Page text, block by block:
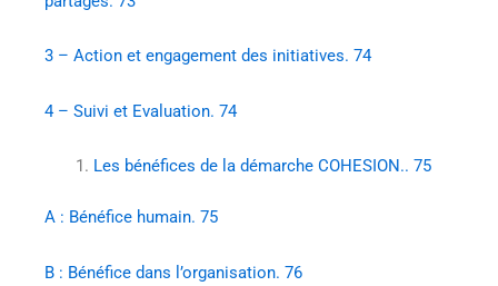
3 – Action et engagement des initiatives. 74
4 – Suivi et Evaluation. 74
Les bénéfices de la démarche COHESION.. 75
A : Bénéfice humain. 75
B : Bénéfice dans l’organisation. 76